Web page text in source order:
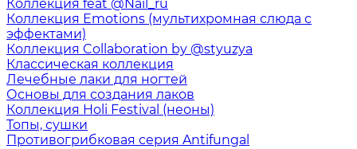
Коллекция feat @Nail_ru
Коллекция Emotions (мультихромная слюда с
эффектами)
Коллекция Collaboration by @styuzya
Классическая коллекция
Лечебные лаки для ногтей
Основы для создания лаков
Коллекция Holi Festival (неоны)
Топы, сушки
Противогрибковая серия Antifungal